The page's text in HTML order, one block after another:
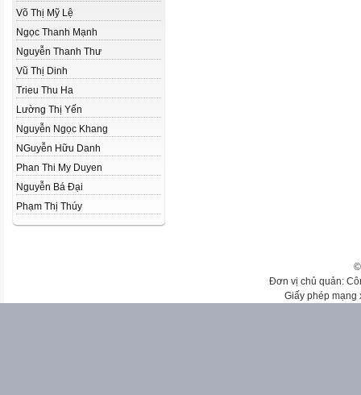
Võ Thị Mỹ Lệ
Ngọc Thanh Mạnh
Nguyễn Thanh Thư
Vũ Thị Dinh
Trieu Thu Ha
Lường Thị Yến
Nguyễn Ngọc Khang
NGuyễn Hữu Danh
Phan Thi My Duyen
Nguyễn Bá Đại
Phạm Thị Thúy
Đơn vị chủ quản:
Giấy phép mạng